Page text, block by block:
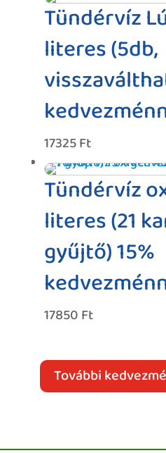
Tündérvíz
literes (5db,
17325Ft
Tündérvíz
literes (21
gyűjtő) 15%
17850Ft
További